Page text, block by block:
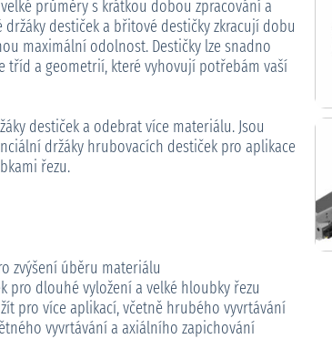
průměry s krátkou dobou zpracování a
destiček a břitové destičky zkracují dobu
maximální odolnost. Destičky lze snadno
tříd a geometrií, které vyhovují potřebám vaší
destiček a odebrat více materiálu. Jsou
držáky hrubovacích destiček pro aplikace
řezu.
zvýšení úběru materiálu
pro dlouhé vyložení a velké hloubky řezu
pro více aplikací, včetně hrubého vyvrtávání
vyvrtávání a axiálního zapichování